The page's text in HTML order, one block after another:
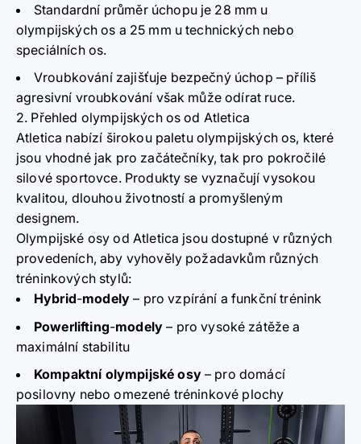
Standardní průměr úchopu je 28 mm u
olympijských os a 25 mm u technických nebo
speciálních os.
Vroubkování zajišťuje bezpečný úchop – příliš
agresivní vroubkování však může odírat ruce.
2. Přehled olympijských os od Atletica
Atletica nabízí širokou paletu olympijských os, které
jsou vhodné jak pro začátečníky, tak pro pokročilé
silové sportovce. Produkty se vyznačují vysokou
kvalitou, dlouhou životností a promyšleným
designem.
Olympijské osy od Atletica jsou dostupné v různých
provedeních, aby vyhověly požadavkům různých
tréninkových stylů:
Hybrid-modely – pro vzpírání a funkční trénink
Powerlifting-modely – pro vysoké zátěže a
maximální stabilitu
Kompaktní olympijské osy– pro domácí
posilovny nebo omezené tréninkové plochy